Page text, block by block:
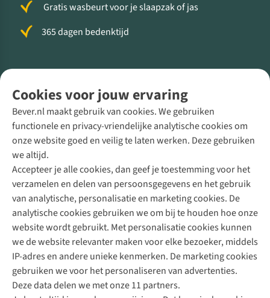
Cookies voor jouw ervaring
Bever.nl maakt gebruik van cookies. We gebruiken
functionele en privacy-vriendelijke analytische cookies om
onze website goed en veilig te laten werken. Deze gebruiken
we altijd.
Accepteer je alle cookies, dan geef je toestemming voor het
verzamelen en delen van persoonsgegevens en het gebruik
van analytische, personalisatie en marketing cookies. De
analytische cookies gebruiken we om bij te houden hoe onze
website wordt gebruikt. Met personalisatie cookies kunnen
we de website relevanter maken voor elke bezoeker, middels
IP-adres en andere unieke kenmerken. De marketing cookies
gebruiken we voor het personaliseren van advertenties.
Deze data delen we met onze 11 partners.
Gratis wasbeurt voor je slaapzak of jas
365 dagen bedenktijd
Direct advies van een Buitenexpert
+31 (0)85 888 50 88
+31 6 12 28 49 80
Contactformulier